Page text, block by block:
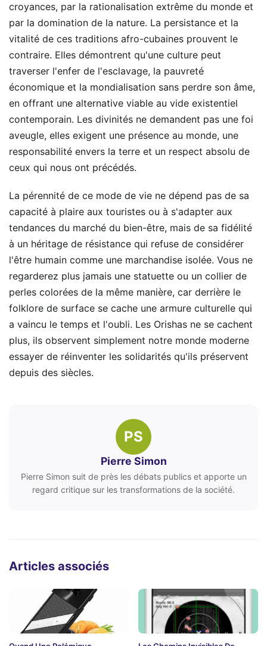
croyances, par la rationalisation extrême du monde et
par la domination de la nature. La persistance et la
vitalité de ces traditions afro-cubaines prouvent le
contraire. Elles démontrent qu'une culture peut
traverser l'enfer de l'esclavage, la pauvreté
économique et la mondialisation sans perdre son âme,
en offrant une alternative viable au vide existentiel
contemporain. Les divinités ne demandent pas une foi
aveugle, elles exigent une présence au monde, une
responsabilité envers la terre et un respect absolu de
ceux qui nous ont précédés.
La pérennité de ce mode de vie ne dépend pas de sa
capacité à plaire aux touristes ou à s'adapter aux
tendances du marché du bien-être, mais de sa fidélité
à un héritage de résistance qui refuse de considérer
l'être humain comme une marchandise isolée. Vous ne
regarderez plus jamais une statuette ou un collier de
perles colorées de la même manière, car derrière le
folklore de surface se cache une armure culturelle qui
a vaincu le temps et l'oubli. Les Orishas ne se cachent
plus, ils observent simplement notre monde moderne
essayer de réinventer les solidarités qu'ils préservent
depuis des siècles.
PS
Pierre Simon
Pierre Simon suit de près les débats publics et apporte un
regard critique sur les transformations de la société.
Articles associés